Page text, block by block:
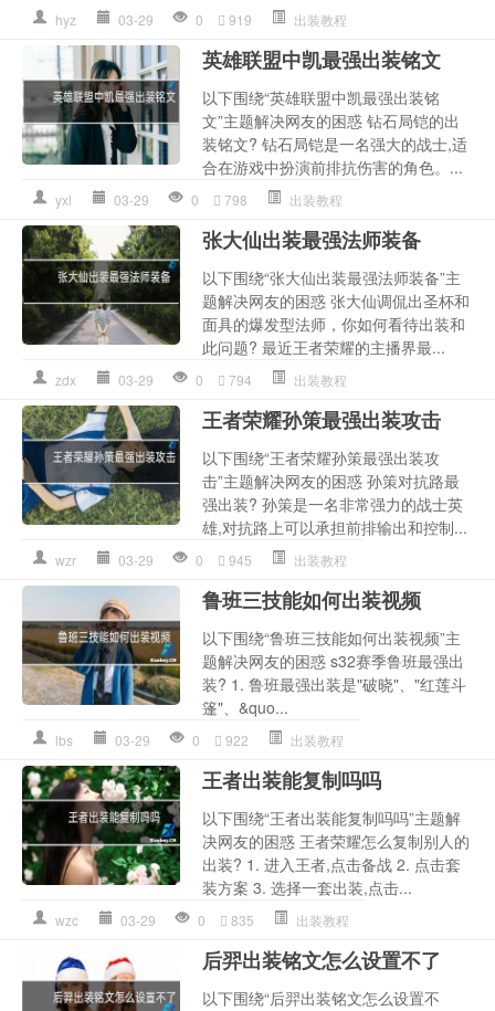
hyz 03-29 0 919 出装教程
英雄联盟中凯最强出装铭文
以下围绕“英雄联盟中凯最强出装铭
文”主题解决网友的困惑 钻石局铠的出
装铭文? 钻石局铠是一名强大的战士,适
合在游戏中扮演前排抗伤害的角色。...
yxl 03-29 0 798 出装教程
张大仙出装最强法师装备
以下围绕“张大仙出装最强法师装备”主
题解决网友的困惑 张大仙调侃出圣杯和
面具的爆发型法师，你如何看待出装和
此问题? 最近王者荣耀的主播界最...
zdx 03-29 0 794 出装教程
王者荣耀孙策最强出装攻击
以下围绕“王者荣耀孙策最强出装攻
击”主题解决网友的困惑 孙策对抗路最
强出装? 孙策是一名非常强力的战士英
雄,对抗路上可以承担前排输出和控制...
wzr 03-29 0 945 出装教程
鲁班三技能如何出装视频
以下围绕“鲁班三技能如何出装视频”主
题解决网友的困惑 s32赛季鲁班最强出
装? 1. 鲁班最强出装是"破晓"、"红莲斗
篷"、&quo...
lbs 03-29 0 922 出装教程
王者出装能复制吗吗
以下围绕“王者出装能复制吗吗”主题解
决网友的困惑 王者荣耀怎么复制别人的
出装? 1. 进入王者,点击备战 2. 点击套
装方案 3. 选择一套出装,点击...
wzc 03-29 0 835 出装教程
后羿出装铭文怎么设置不了
以下围绕“后羿出装铭文怎么设置不